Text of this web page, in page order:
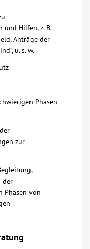
Hilfen, z. B.
Anträge der
u. s. w.
Phasen
zur
der
Phasen von